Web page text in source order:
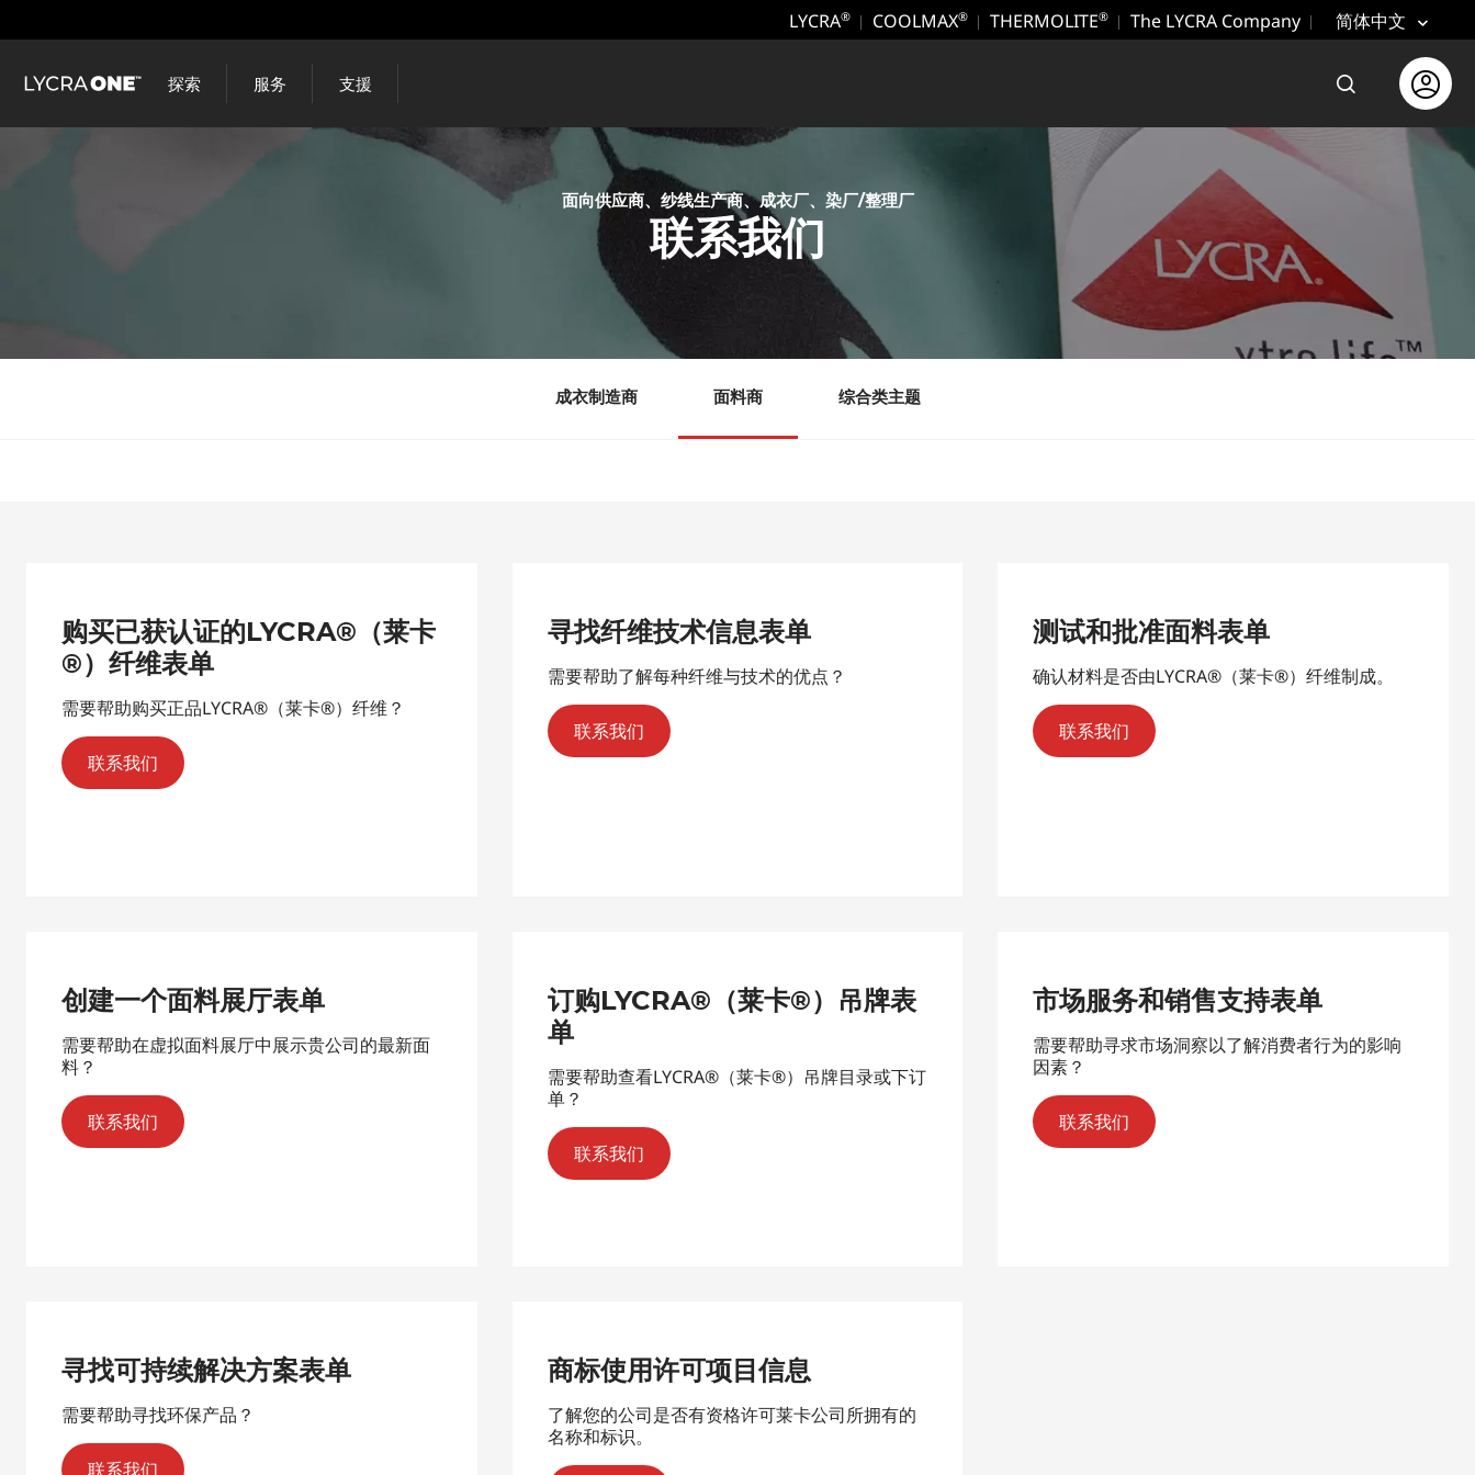
到
LYCRA® COOLMAX® THERMOLITE® The LYCRA Company 简体中文
探索 服务 支援 打开搜索Open
面向供应商、纱线生产商、成衣厂、染厂/整理厂
联系我们
成衣制造商 面料商 综合类主题
购买已获认证的LYCRA®（莱卡
®）纤维表单
需要帮助购买正品LYCRA®（莱卡®）纤维？
联系我们
寻找纤维技术信息表单
需要帮助了解每种纤维与技术的优点？
联系我们
测试和批准面料表单
确认材料是否由LYCRA®（莱卡®）纤维制成。
联系我们
创建一个面料展厅表单
需要帮助在虚拟面料展厅中展示贵公司的最新面
料？
联系我们
订购LYCRA®（莱卡®）吊牌表
单
需要帮助查看LYCRA®（莱卡®）吊牌目录或下订
单？
联系我们
市场服务和销售支持表单
需要帮助寻求市场洞察以了解消费者行为的影响
因素？
联系我们
寻找可持续解决方案表单
需要帮助寻找环保产品？
联系我们
商标使用许可项目信息
了解您的公司是否有资格许可莱卡公司所拥有的
名称和标识。